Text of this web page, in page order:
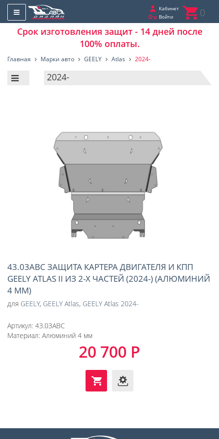
Кабинет
Войти
0
Срок изготовления защит - 14 дней после
100% оплаты.
Главная Марки авто GEELY Atlas 2024-
2024-
43.03ABC ЗАЩИТА КАРТЕРА ДВИГАТЕЛЯ И КПП
GEELY ATLAS II ИЗ 2-Х ЧАСТЕЙ (2024-) (АЛЮМИНИЙ
4 ММ)
для GEELY, GEELY Atlas, GEELY Atlas 2024-
Артикул: 43.03ABC
Материал: Алюминий 4 мм
20 700 Р